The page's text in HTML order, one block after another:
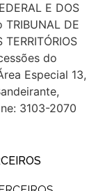
E DOS
TRIBUNAL DE
do
Especial 13,
3103-2070